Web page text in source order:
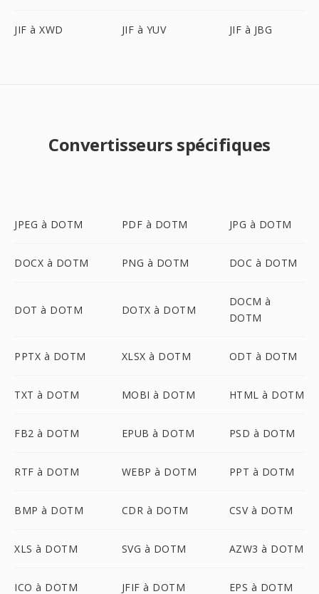
JIF à XWD JIF à YUV JIF à JBG
Convertisseurs spécifiques
JPEG à DOTM PDF à DOTM JPG à DOTM
DOCX à DOTM PNG à DOTM DOC à DOTM
DOT à DOTM DOTX à DOTM
DOCM à
DOTM
PPTX à DOTM XLSX à DOTM ODT à DOTM
TXT à DOTM MOBI à DOTM HTML à DOTM
FB2 à DOTM EPUB à DOTM PSD à DOTM
RTF à DOTM WEBP à DOTM PPT à DOTM
BMP à DOTM CDR à DOTM CSV à DOTM
XLS à DOTM SVG à DOTM AZW3 à DOTM
ICO à DOTM JFIF à DOTM EPS à DOTM